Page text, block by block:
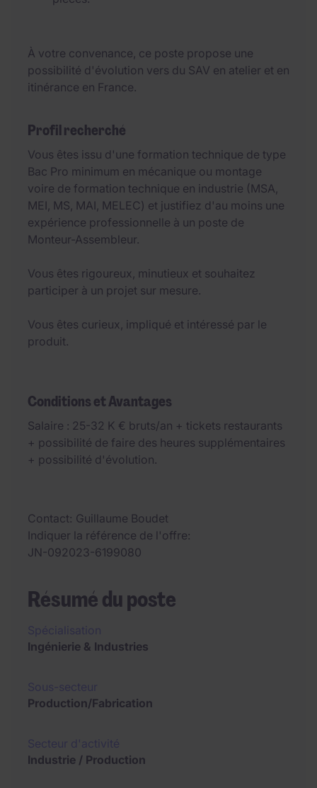
À votre convenance, ce poste propose une
possibilité d'évolution vers du SAV en atelier et en
itinérance en France.
Profil recherché
Vous êtes issu d'une formation technique de type
Bac Pro minimum en mécanique ou montage
voire de formation technique en industrie (MSA,
MEI, MS, MAI, MELEC) et justifiez d'au moins une
expérience professionnelle à un poste de
Monteur-Assembleur.
Vous êtes rigoureux, minutieux et souhaitez
participer à un projet sur mesure.
Vous êtes curieux, impliqué et intéressé par le
produit.
Conditions et Avantages
Salaire : 25-32 K € bruts/an + tickets restaurants
+ possibilité de faire des heures supplémentaires
+ possibilité d'évolution.
Contact Guillaume Boudet
Indiquer la référence de l'offre
JN-092023-6199080
Résumé du poste
Ingénierie & Industries
Production/Fabrication
Industrie / Production